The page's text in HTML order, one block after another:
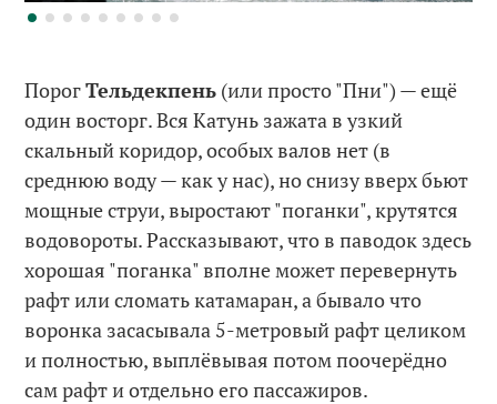
ПорогТельдекпень (или просто "Пни") — ещё
один восторг. Вся Катунь зажата в узкий
скальный коридор, особых валов нет (в
среднюю воду — как у нас), но снизу вверх бьют
мощные струи, выростают "поганки", крутятся
водовороты. Рассказывают, что в паводок здесь
хорошая "поганка" вполне может перевернуть
рафт или сломать катамаран, а бывало что
воронка засасывала 5-метровый рафт целиком
и полностью, выплёвывая потом поочерёдно
сам рафт и отдельно его пассажиров.